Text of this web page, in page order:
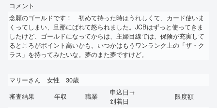
コメント
念願のゴールドです！ 初めて持った時はうれしくて、カード使いま
くってしまい、旦那にばれて怒られました。JCBはずっと使ってきま
したけど、ゴールドになってからは、主婦目線では、保険が充実して
るところがポイント高いかも。いつかはもうワンランク上の「ザ・ク
ラス」を持ってみたいな。夢のまた夢ですけど。
マリーさん 女性 30歳
審査結果
年収 職業
申込日→
到着日
限度額